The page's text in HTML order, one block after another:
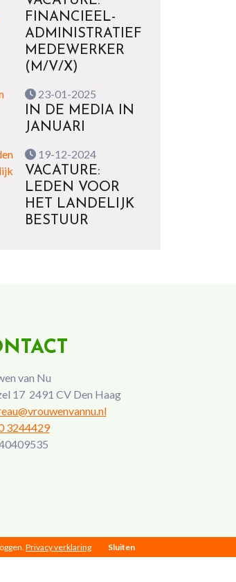
FINANCIEEL-
ADMINISTRATIEF
MEDEWERKER
(M/V/X)
23-01-2025
IN DE MEDIA IN
JANUARI
19-12-2024
VACATURE:
LEDEN VOOR
HET LANDELIJK
BESTUUR
van Nu
17 2491 CV Den Haag
3244429
Privacy verklaring Sluiten